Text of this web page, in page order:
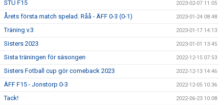
STU F15 2023-02-07 11:05
Årets första match spelad. Råå - ÄFF 0-3 (0-1) 2023-01-24 08:48
Träning v.3 2023-01-17 14:13
Sisters 2023 2023-01-01 13:45
Sista träningen för säsongen 2022-12-15 07:53
Sisters Fotball cup gör comeback 2023 2022-12-13 14:46
ÄFF F15 - Jonstorp 0-3 2022-12-05 10:36
Tack! 2022-06-23 10:08